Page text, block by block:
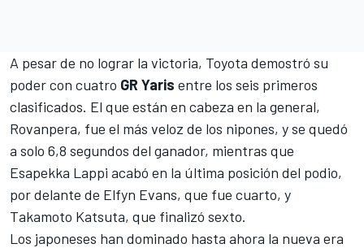
A pesar de no lograr la victoria, Toyota demostró su
poder con cuatro GR Yaris entre los seis primeros
clasificados. El que están en cabeza en la general,
Rovanpera, fue el más veloz de los nipones, y se quedó
a solo 6,8 segundos del ganador, mientras que
Esapekka Lappi acabó en la última posición del podio,
por delante de Elfyn Evans, que fue cuarto, y
Takamoto Katsuta, que finalizó sexto.
Los japoneses han dominado hasta ahora la nueva era